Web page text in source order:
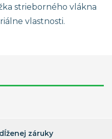
strieborného vlákna
vlastnosti.
záruky